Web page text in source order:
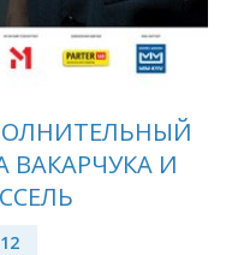
ВАКАРЧУКА И